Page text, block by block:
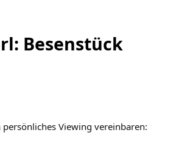
Besenstück
Viewing vereinbaren: